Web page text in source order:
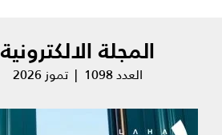
المجلة الالكترونية
العدد 1098 | تموز 2026